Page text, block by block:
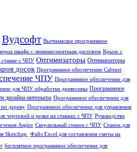
Вудсофт Вьетнамское программное
шкафа с люминесцентным дисплеем Крыло с
станке с ЧПУ Оптимизаторы Оптимизаторы
досок Программное обеспечение Cabinet
ЧПУ Программное обеспечение для
для ЧПУ обработки древесины Программное
дизайна интерьера Программное обеспечение для
дереву Программное обеспечение для управления
чертежей и резки на станках с ЧПУ Руководство
Aspire Сверлильный станок с ЧПУ Станок для
Sketchup. Файл Excel для составления сметы на
бесплатное программное обеспечение для